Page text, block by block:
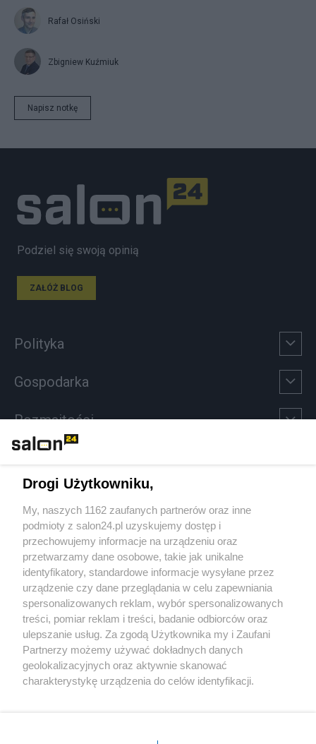
Rafał Osiński
Zbigniew Kuźmiuk
Napisz notkę
Podziel się swoją opinią
ZAŁÓŻ BLOG
Polityka
Gospodarka
Rozmaitości
Sport
Społeczeństwo
Kultura
X Facebook Instagram Youtube
Drogi Użytkowniku,
My, naszych 1162 zaufanych partnerów oraz inne
podmioty z salon24.pl uzyskujemy dostęp i
przechowujemy informacje na urządzeniu oraz
przetwarzamy dane osobowe, takie jak unikalne
identyfikatory, standardowe informacje wysyłane przez
urządzenie czy dane przeglądania w celu zapewniania
spersonalizowanych reklam, wybór spersonalizowanych
treści, pomiar reklam i treści, badanie odbiorców oraz
ulepszanie usług. Za zgodą Użytkownika my i Zaufani
Partnerzy możemy używać dokładnych danych
geolokalizacyjnych oraz aktywnie skanować
charakterystykę urządzenia do celów identyfikacji.